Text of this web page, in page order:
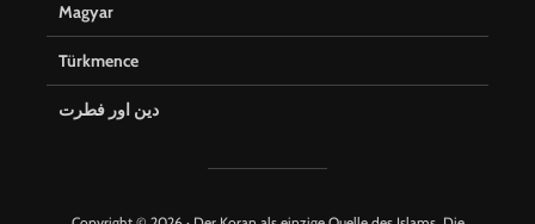
Magyar
Türkmence
دین اور فطرت